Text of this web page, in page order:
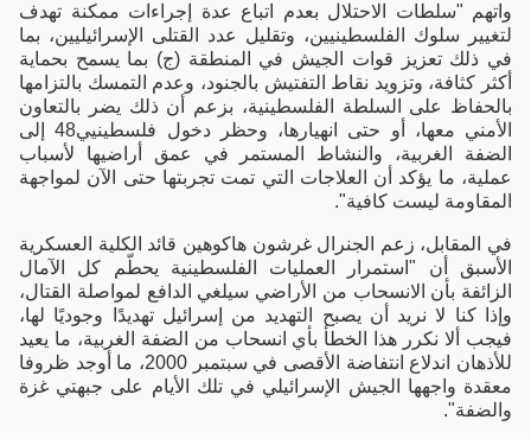
واتهم "سلطات الاحتلال بعدم اتباع عدة إجراءات ممكنة تهدف
لتغيير سلوك الفلسطينيين، وتقليل عدد القتلى الإسرائيليين، بما
في ذلك تعزيز قوات الجيش في المنطقة (ج) بما يسمح بحماية
أكثر كثافة، وتزويد نقاط التفتيش بالجنود، وعدم التمسك بالتزامها
بالحفاظ على السلطة الفلسطينية، بزعم أن ذلك يضر بالتعاون
الأمني معها، أو حتى انهيارها، وحظر دخول فلسطينيي48 إلى
الضفة الغربية، والنشاط المستمر في عمق أراضيها لأسباب
عملية، ما يؤكد أن العلاجات التي تمت تجربتها حتى الآن لمواجهة
المقاومة ليست كافية".
في المقابل، زعم الجنرال غرشون هاكوهين قائد الكلية العسكرية
الأسبق أن "استمرار العمليات الفلسطينية يحطّم كل الآمال
الزائفة بأن الانسحاب من الأراضي سيلغي الدافع لمواصلة القتال،
وإذا كنا لا نريد أن يصبح التهديد من إسرائيل تهديدًا وجوديًا لها،
فيجب ألا نكرر هذا الخطأ بأي انسحاب من الضفة الغربية، ما يعيد
للأذهان اندلاع انتفاضة الأقصى في سبتمبر 2000، ما أوجد ظروفا
معقدة واجهها الجيش الإسرائيلي في تلك الأيام على جبهتي غزة
والضفة".